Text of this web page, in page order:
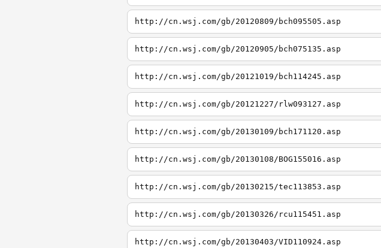
http://cn.wsj.com/gb/20120809/bch095505.asp
http://cn.wsj.com/gb/20120905/bch075135.asp
http://cn.wsj.com/gb/20121019/bch114245.asp
http://cn.wsj.com/gb/20121227/rlw093127.asp
http://cn.wsj.com/gb/20130109/bch171120.asp
http://cn.wsj.com/gb/20130108/BOG155016.asp
http://cn.wsj.com/gb/20130215/tec113853.asp
http://cn.wsj.com/gb/20130326/rcu115451.asp
http://cn.wsj.com/gb/20130403/VID110924.asp